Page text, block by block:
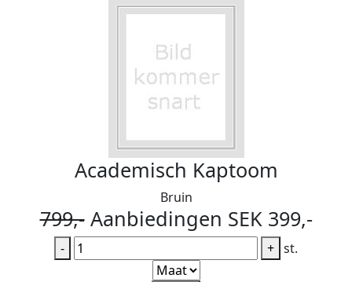
Academisch Kaptoom
Bruin
799,- Aanbiedingen SEK 399,-
- + st.